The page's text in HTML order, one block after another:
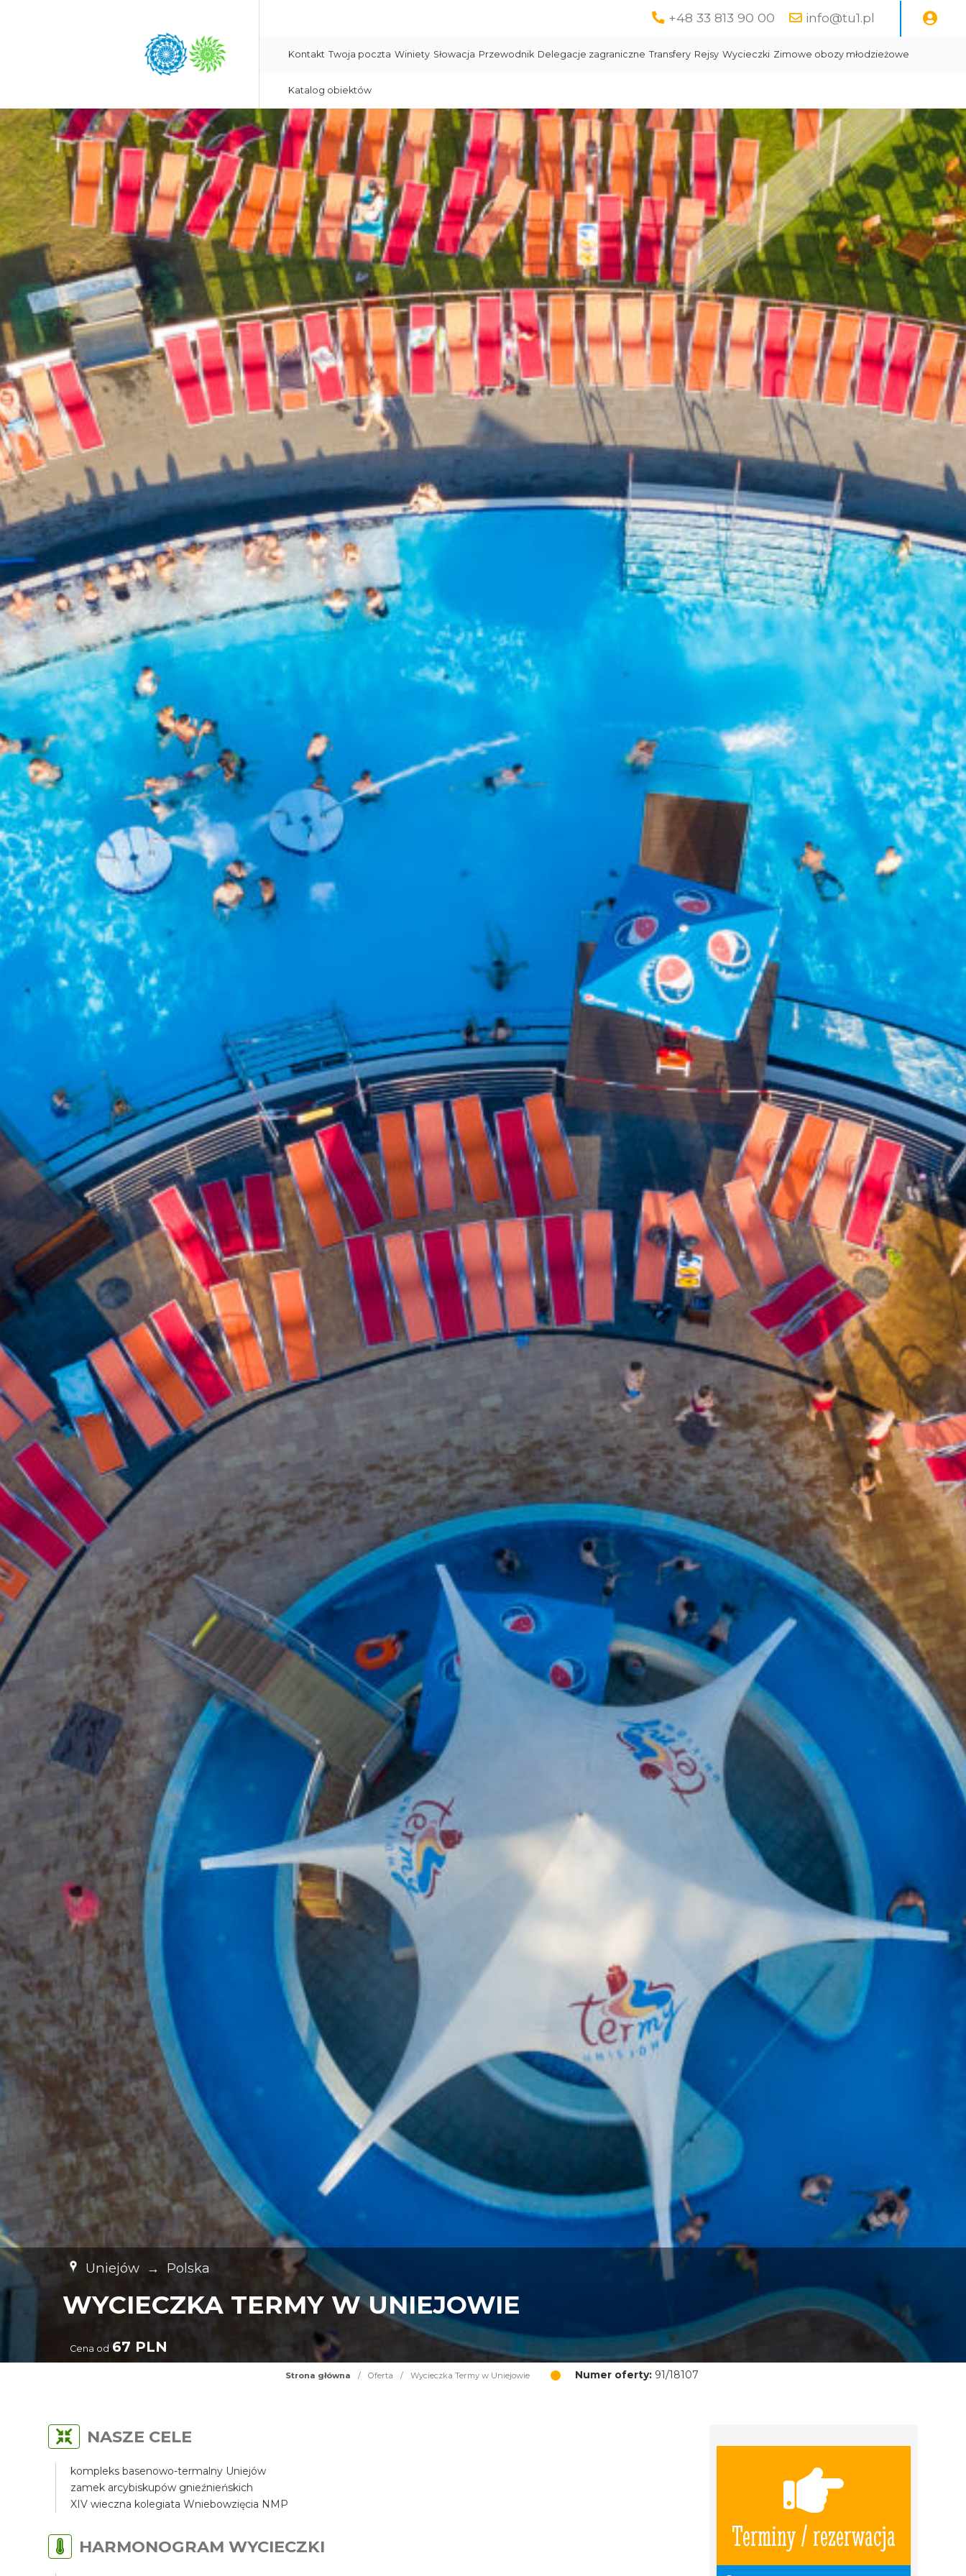
+48 33 813 90 00 info@tu1.pl
Kontakt Twoja poczta Winiety Słowacja Przewodnik Delegacje zagraniczne Transfery Rejsy Wycieczki Zimowe obozy młodzieżowe
Katalog obiektów
Uniejów → Polska
WYCIECZKA TERMY W UNIEJOWIE
Cena od 67 PLN
Strona główna / Oferta / Wycieczka Termy w Uniejowie Numer oferty: 91/18107
Terminy / rezerwacja
NASZE CELE
kompleks basenowo-termalny Uniejów
zamek arcybiskupów gnieźnieńskich
XIV wieczna kolegiata Wniebowzięcia NMP
HARMONOGRAM WYCIECZKI